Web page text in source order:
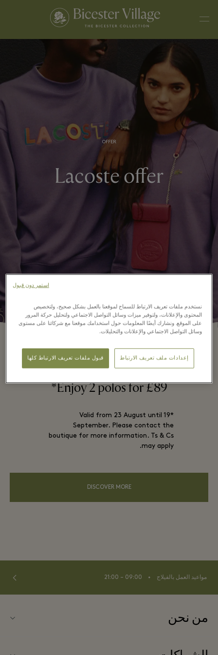
OFFER
Lacoste offer
Enjoy 2 polos for £89*
*Valid from 23 August until 19
September. Please contact the
boutique for more information. Ts & Cs
may apply.
DISCOVER MORE
مواعيد العمل بالفيلاج ⬩
09:00 – 21:00
من نحن
نستخدم ملفات تعريف الارتباط للسماح لموقعنا بالعمل بشكل صحيح، ولتخصيص
المحتوى والإعلانات، ولتوفير ميزات وسائل التواصل الاجتماعي ولتحليل حركة المرور
على الموقع. ونشارك أيضًا المعلومات حول استخدامك موقعنا مع شركائنا على مستوى
وسائل التواصل الاجتماعي والإعلانات والتحليلات.
إعدادات ملف تعريف الارتباط قبول ملفات تعريف الارتباط كلها
استمر دون قبول